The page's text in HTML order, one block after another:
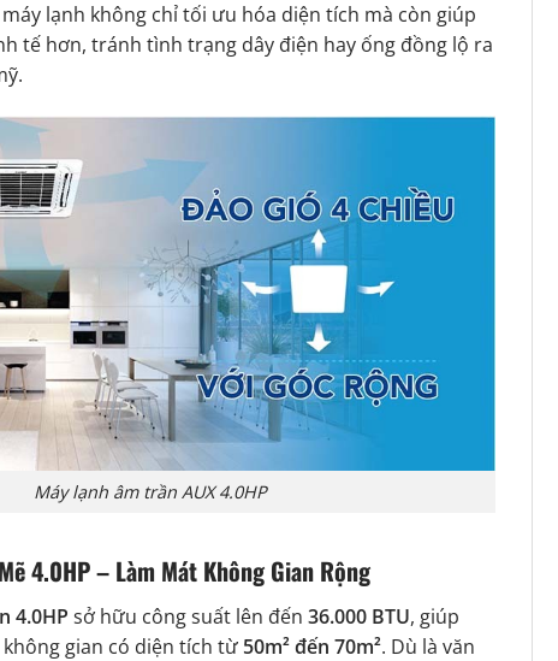
lạnh không chỉ tối ưu hóa diện tích mà còn giúp
tế hơn, tránh tình trạng dây điện hay ống đồng lộ ra
Máy lạnh âm trần AUX 4.0HP
4.0HP – Làm Mát Không Gian Rộng
4.0HP sở hữu công suất lên đến 36.000 BTU, giúp
gian có diện tích từ 50m² đến 70m². Dù là văn